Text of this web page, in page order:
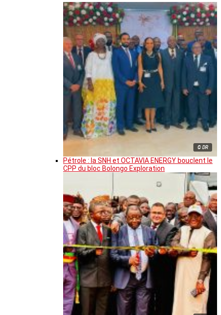
© DR
Pétrole : la SNH et OCTAVIA ENERGY bouclent le
CPP du bloc Bolongo Exploration